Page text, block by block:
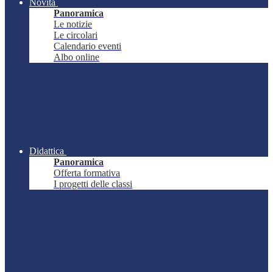
Novità
Panoramica
Le notizie
Le circolari
Calendario eventi
Albo online
Didattica
Panoramica
Offerta formativa
I progetti delle classi